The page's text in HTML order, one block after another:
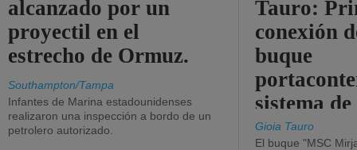
alcanzado por un
proyectil en el
estrecho de Ormuz.
Southampton/Tampa
Infantes de Marina estadounidenses
realizaron una inspección a bordo de un
petrolero autorizado.
Tauro:
conexión
buque
sistema
la red
Gioia Tauro
El buque "MSC